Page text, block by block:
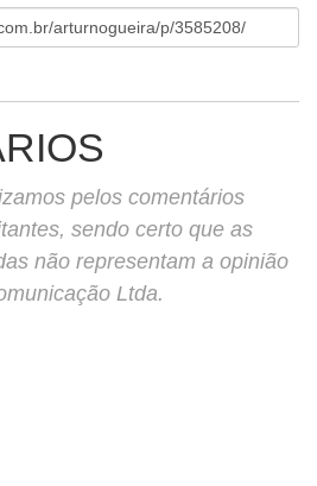
pelos comentários
sendo certo que as
não representam a opinião
Ltda.